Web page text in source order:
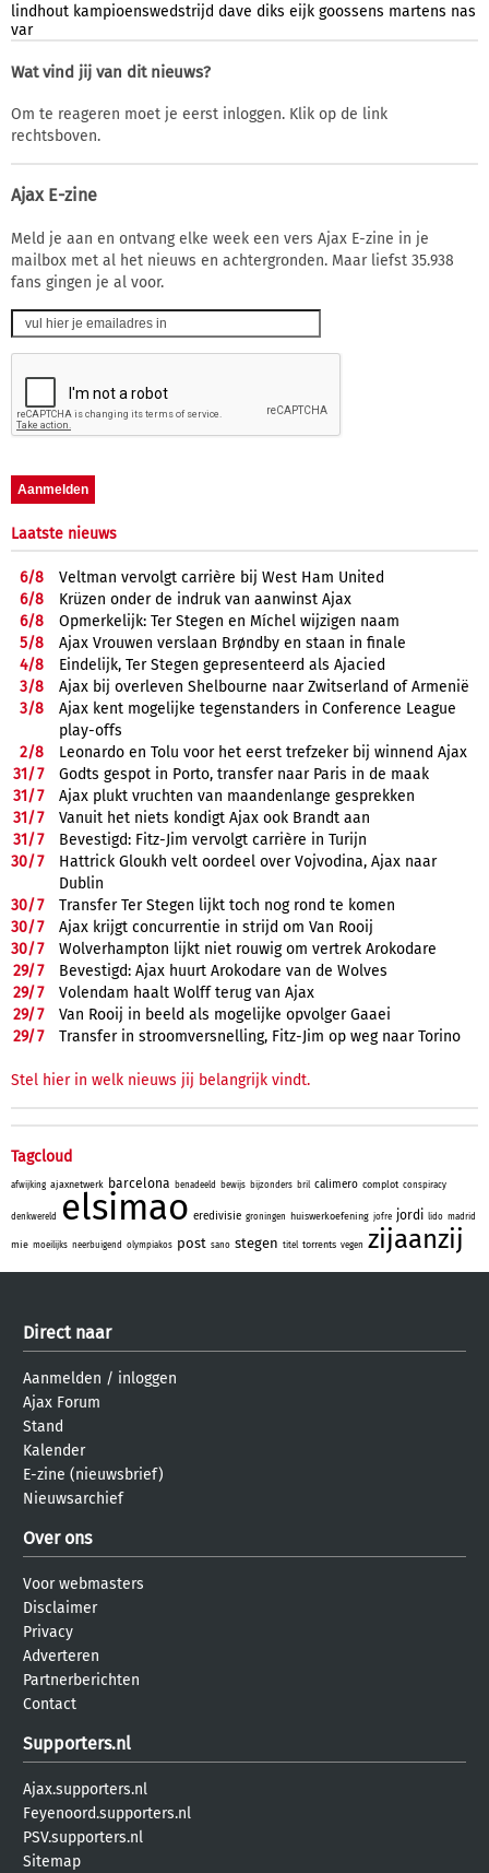
lindhout kampioenswedstrijd dave diks eijk goossens martens nas
var
Wat vind jij van dit nieuws?
Om te reageren moet je eerst inloggen. Klik op de link
rechtsboven.
Ajax E-zine
Meld je aan en ontvang elke week een vers Ajax E-zine in je
mailbox met al het nieuws en achtergronden. Maar liefst 35.938
fans gingen je al voor.
Laatste nieuws
6/8
Veltman vervolgt carrière bij West Ham United
6/8
Krüzen onder de indruk van aanwinst Ajax
6/8
Opmerkelijk: Ter Stegen en Míchel wijzigen naam
5/8
Ajax Vrouwen verslaan Brøndby en staan in finale
4/8
Eindelijk, Ter Stegen gepresenteerd als Ajacied
3/8
Ajax bij overleven Shelbourne naar Zwitserland of Armenië
3/8
Ajax kent mogelijke tegenstanders in Conference League
play-offs
2/8
Leonardo en Tolu voor het eerst trefzeker bij winnend Ajax
31/7
Godts gespot in Porto, transfer naar Paris in de maak
31/7
Ajax plukt vruchten van maandenlange gesprekken
31/7
Vanuit het niets kondigt Ajax ook Brandt aan
31/7
Bevestigd: Fitz-Jim vervolgt carrière in Turijn
30/7
Hattrick Gloukh velt oordeel over Vojvodina, Ajax naar
Dublin
30/7
Transfer Ter Stegen lijkt toch nog rond te komen
30/7
Ajax krijgt concurrentie in strijd om Van Rooij
30/7
Wolverhampton lijkt niet rouwig om vertrek Arokodare
29/7
Bevestigd: Ajax huurt Arokodare van de Wolves
29/7
Volendam haalt Wolff terug van Ajax
29/7
Van Rooij in beeld als mogelijke opvolger Gaaei
29/7 Transfer in stroomversnelling, Fitz-Jim op weg naar Torino
Stel hier in welk nieuws jij belangrijk vindt.
Tagcloud
afwijking ajaxnetwerk barcelona benadeeld bewijs bijzonders bril calimero complot conspiracy
denkwereld elsimao eredivisie groningen huiswerkoefening jofre jordi lido madrid
mie moeilijks neerbuigend olympiakos post sano stegen titel torrents vegen zijaanzij
Direct naar
Aanmelden / inloggen
Ajax Forum
Stand
Kalender
E-zine (nieuwsbrief)
Nieuwsarchief
Over ons
Voor webmasters
Disclaimer
Privacy
Adverteren
Partnerberichten
Contact
Supporters.nl
Ajax.supporters.nl
Feyenoord.supporters.nl
PSV.supporters.nl
Sitemap